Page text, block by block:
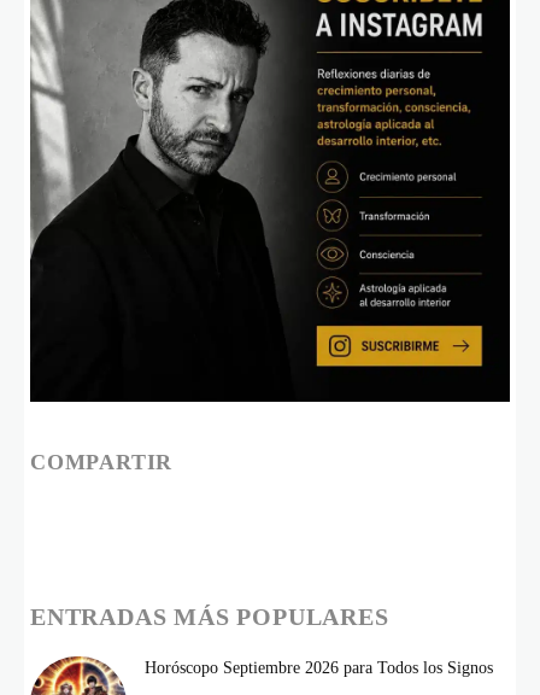
COMPARTIR
ENTRADAS MÁS POPULARES
Horóscopo Septiembre 2026 para Todos los Signos